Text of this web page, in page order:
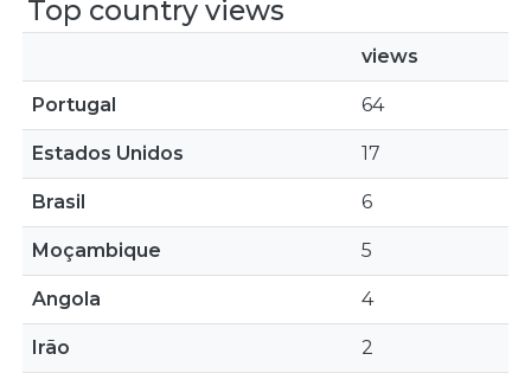
Top country views
views
Portugal 64
Estados Unidos 17
Brasil 6
Moçambique 5
Angola 4
Irão 2